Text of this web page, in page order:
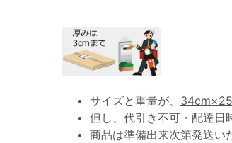
サイズと重量が、
但し、代引き不可・配達日
商品は準備出来次第発送い